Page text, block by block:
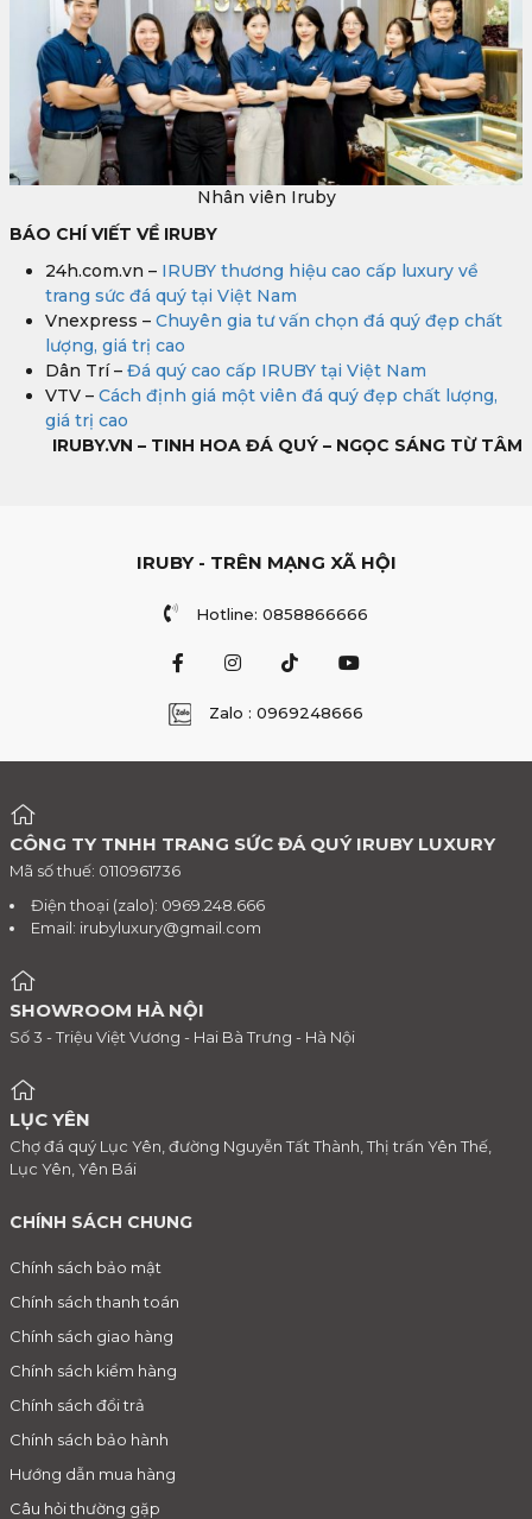
Nhân viên Iruby
BÁO CHÍ VIẾT VỀ IRUBY
24h.com.vn – IRUBY thương hiệu cao cấp luxury về
trang sức đá quý tại Việt Nam
Vnexpress – Chuyên gia tư vấn chọn đá quý đẹp chất
lượng, giá trị cao
Dân Trí – Đá quý cao cấp IRUBY tại Việt Nam
VTV – Cách định giá một viên đá quý đẹp chất lượng,
giá trị cao
IRUBY.VN – TINH HOA ĐÁ QUÝ – NGỌC SÁNG TỪ TÂM
IRUBY - TRÊN MẠNG XÃ HỘI
Hotline: 0858866666
Zalo : 0969248666
CÔNG TY TNHH TRANG SỨC ĐÁ QUÝ IRUBY LUXURY
Mã số thuế: 0110961736
Điện thoại (zalo): 0969.248.666
Email: irubyluxury@gmail.com
SHOWROOM HÀ NỘI
Số 3 - Triệu Việt Vương - Hai Bà Trưng - Hà Nội
LỤC YÊN
Chợ đá quý Lục Yên, đường Nguyễn Tất Thành, Thị trấn Yên Thế,
Lục Yên, Yên Bái
CHÍNH SÁCH CHUNG
Chính sách bảo mật
Chính sách thanh toán
Chính sách giao hàng
Chính sách kiểm hàng
Chính sách đổi trả
Chính sách bảo hành
Hướng dẫn mua hàng
Câu hỏi thường gặp